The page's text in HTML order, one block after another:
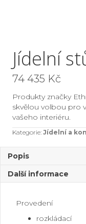
Jídelní
74 435 Kč
Produkty značky
skvělou volbou pro
vašeho interiéru.
Kategorie: Jídelní a
Popis
Další informace
Provedení
rozkládací